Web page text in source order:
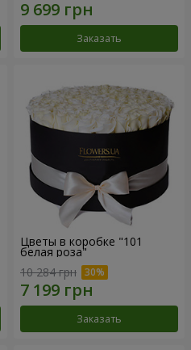
Заказать
Цветы в коробке "101
белая роза"
10 284 грн
Заказать